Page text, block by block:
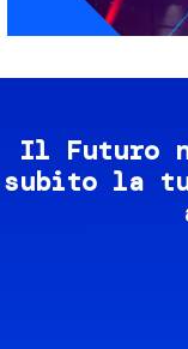
Il Futuro
subito la